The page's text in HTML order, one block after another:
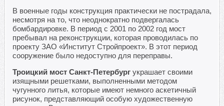
В военные годы конструкция практически не пострадала,
несмотря на то, что неоднократно подвергалась
бомбардировке. В период с 2001 по 2002 год мост
пребывал на реконструкции, которая проводилась по
проекту ЗАО «Институт Стройпроект». В этот период
сооружение было недоступно для переправы.
Троицкий мост Санкт-Петербург украшает своими
изящными решетками, выполненными методом
чугунного литья, которые имеют немного аскетичный
рисунок, представляющий особую художественную